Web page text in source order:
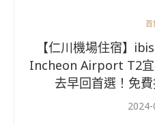
首
【仁川機場住宿】
Incheon Airport T2宜
去早回首選！免